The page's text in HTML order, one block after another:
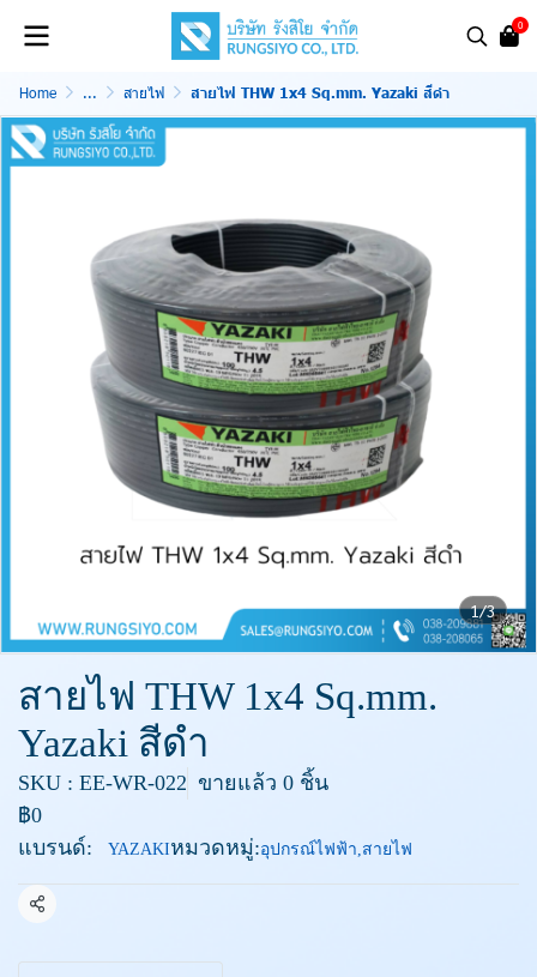
0
Home ... สายไฟ สายไฟ THW 1x4 Sq.mm. Yazaki สีดำ
1/3
สายไฟ THW 1x4 Sq.mm.
Yazaki สีดำ
SKU : EE-WR-022 ขายแล้ว 0 ชิ้น
฿0
แบรนด์:
YAZAKIหมวดหมู่:อุปกรณ์ไฟฟ้า,สายไฟ
แชร์